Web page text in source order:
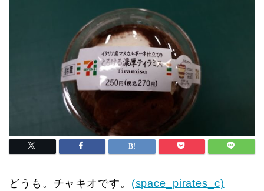
どうも。チャキオです。 (space_pirates_c)